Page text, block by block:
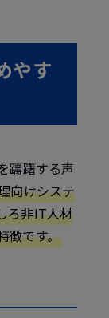
やす
躊躇する声
向けシステ
ろ非IT人材
徴です。